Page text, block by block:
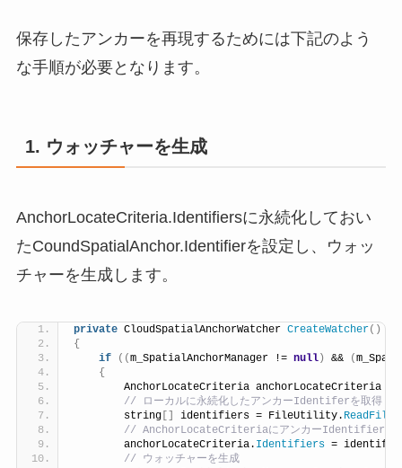
保存したアンカーを再現するためには下記のよう
な手順が必要となります。
1. ウォッチャーを生成
AnchorLocateCriteria.Identifiersに永続化しておい
たCoundSpatialAnchor.Identifierを設定し、ウォッ
チャーを生成します。
private CloudSpatialAnchorWatcher CreateWatcher()
{
if
((m_SpatialAnchorManager != null) && (
{
        AnchorLocateCriteria anchorLocateCriteria =
// ローカルに永続化したアンカーIdentiferを取得
        string
[] identifiers = FileUtility. ReadFile
// AnchorLocateCriteriaにアンカーIdentifierを
        anchorLocateCriteria.
Identifiers =
// ウォッチャーを生成